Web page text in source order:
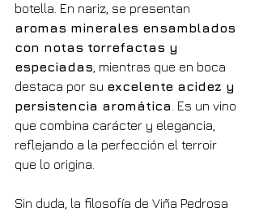
botella. En nariz, se presentan
aromas minerales ensamblados
con notas torrefactas y
especiadas , mientras que en boca
destaca por su excelente acidez y
persistencia aromática . Es un vino
que combina carácter y elegancia,
reflejando a la perfección el terroir
que lo origina.
Sin duda, la filosofía de Viña Pedrosa